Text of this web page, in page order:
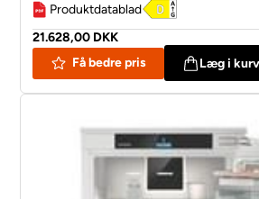
Produktdatablad
21.628,00 DKK
Få bedre pris
Læg i kurv